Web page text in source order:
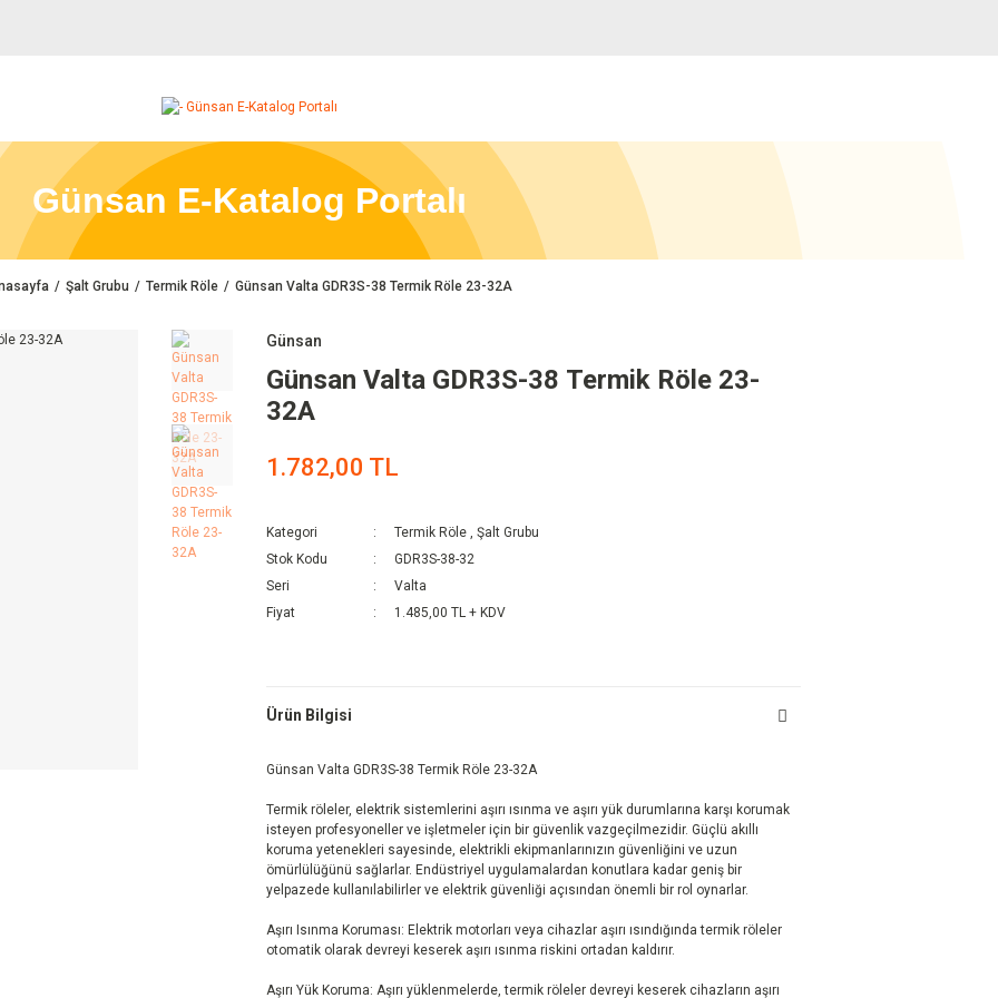
Günsan E-Katalog Portalı
Şalt Grubu Termik Röle Günsan Valta GDR3S-38 Termik Röle 23-32A
Günsan
Günsan Valta GDR3S-38 Termik Röle 23-
32A
1.782,00 TL
Kategori Termik Röle , Şalt Grubu
Stok Kodu
GDR3S-38-32
Seri
Valta
Fiyat
1.485,00 TL + KDV
Ürün Bilgisi
Günsan Valta GDR3S-38 Termik Röle 23-32A
Termik röleler, elektrik sistemlerini aşırı ısınma ve aşırı yük durumlarına karşı korumak
isteyen profesyoneller ve işletmeler için bir güvenlik vazgeçilmezidir. Güçlü akıllı
koruma yetenekleri sayesinde, elektrikli ekipmanlarınızın güvenliğini ve uzun
ömürlülüğünü sağlarlar. Endüstriyel uygulamalardan konutlara kadar geniş bir
yelpazede kullanılabilirler ve elektrik güvenliği açısından önemli bir rol oynarlar.
Aşırı Isınma Koruması: Elektrik motorları veya cihazlar aşırı ısındığında termik röleler
otomatik olarak devreyi keserek aşırı ısınma riskini ortadan kaldırır.
Aşırı Yük Koruma: Aşırı yüklenmelerde, termik röleler devreyi keserek cihazların aşırı